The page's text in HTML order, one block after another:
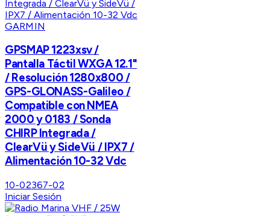
GARMIN
GPSMAP 1223xsv /
Pantalla Táctil WXGA 12.1"
/ Resolución 1280x800 /
GPS-GLONASS-Galileo /
Compatible con NMEA
2000 y 0183 / Sonda
CHIRP Integrada /
ClearVü y SideVü / IPX7 /
Alimentación 10-32 Vdc
10-02367-02
Iniciar Sesión